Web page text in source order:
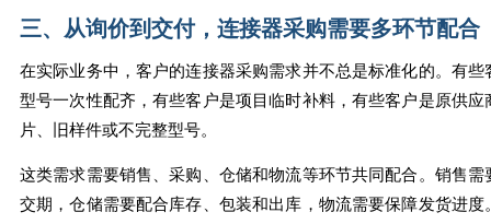
三、从询价到交付，连接器采购需要多环节配合
在实际业务中，客户的连接器采购需求并不总是标准化的。有
型号一次性配齐，有些客户是项目临时补料，有些客户是原供
片、旧样件或不完整型号。
这类需求需要销售、采购、仓储和物流等环节共同配合。销售
交期，仓储需要配合库存、包装和出库，物流需要保障发货进